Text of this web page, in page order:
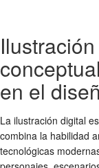
en el
La ilustración digital
combina la habilidad
tecnológicas